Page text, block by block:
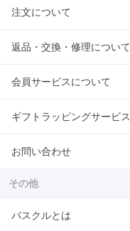
注文について
返品・交換・修理について
会員サービスについて
ギフトラッピングサービス
お問い合わせ
その他
パスクルとは